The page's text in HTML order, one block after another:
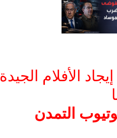
الأفلام الجيدة
التمدن